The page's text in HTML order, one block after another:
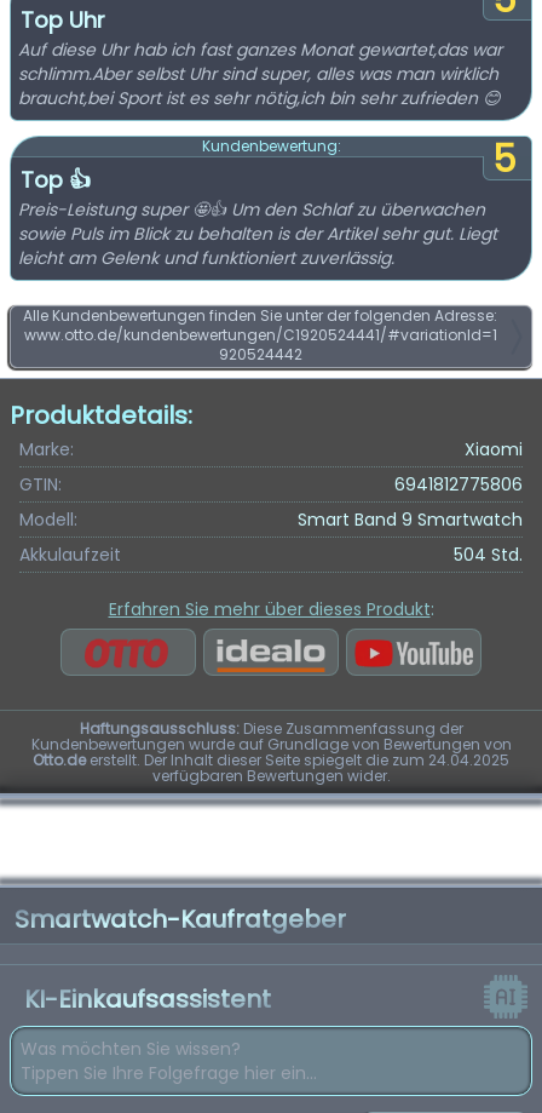
Top Uhr
Auf diese Uhr hab ich fast ganzes Monat gewartet,das war
schlimm.Aber selbst Uhr sind super, alles was man wirklich
braucht,bei Sport ist es sehr nötig,ich bin sehr zufrieden 😊
5
Kundenbewertung:
Top 👍
Preis-Leistung super 🤩👍 Um den Schlaf zu überwachen
sowie Puls im Blick zu behalten is der Artikel sehr gut. Liegt
leicht am Gelenk und funktioniert zuverlässig.
Alle Kundenbewertungen finden Sie unter der folgenden Adresse:
www.otto.de/kundenbewertungen/C1920524441/#variationId=1
920524442
Produktdetails:
Marke:
Xiaomi
GTIN:
6941812775806
Modell:
Smart Band 9 Smartwatch
Akkulaufzeit
504 Std.
Erfahren Sie mehr über dieses Produkt:
Haftungsausschluss:Diese Zusammenfassung der
Kundenbewertungen wurde auf Grundlage von Bewertungen von
Otto.deerstellt. Der Inhalt dieser Seite spiegelt die zum 24.04.2025
verfügbaren Bewertungen wider.
Smartwatch-Kaufratgeber
KI-Einkaufsassistent